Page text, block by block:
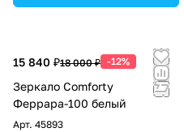
15 840 ₽18 000 ₽ -12%
Зеркало Comforty
Феррара-100 белый
Арт. 45893